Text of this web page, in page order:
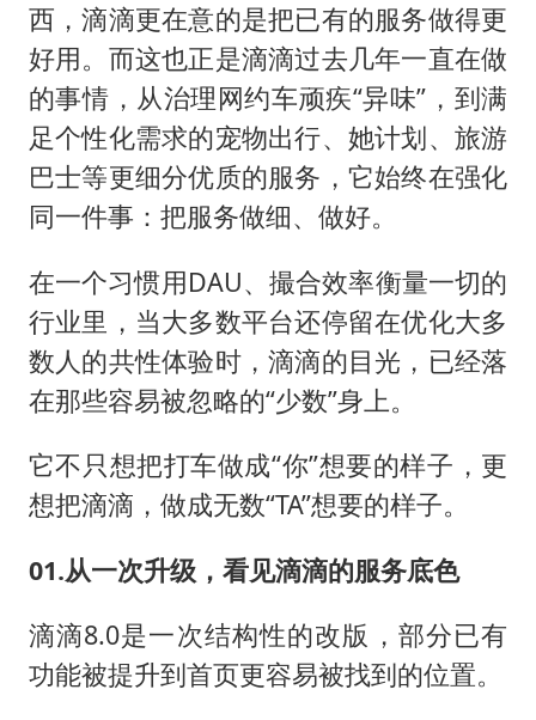
西，滴滴更在意的是把已有的服务做得更
好用。而这也正是滴滴过去几年一直在做
的事情，从治理网约车顽疾“异味”，到满
足个性化需求的宠物出行、她计划、旅游
巴士等更细分优质的服务，它始终在强化
同一件事：把服务做细、做好。
在一个习惯用DAU、撮合效率衡量一切的
行业里，当大多数平台还停留在优化大多
数人的共性体验时，滴滴的目光，已经落
在那些容易被忽略的“少数”身上。
它不只想把打车做成“你”想要的样子，更
想把滴滴，做成无数“TA”想要的样子。
01.从一次升级，看见滴滴的服务底色
滴滴8.0是一次结构性的改版，部分已有
功能被提升到首页更容易被找到的位置。